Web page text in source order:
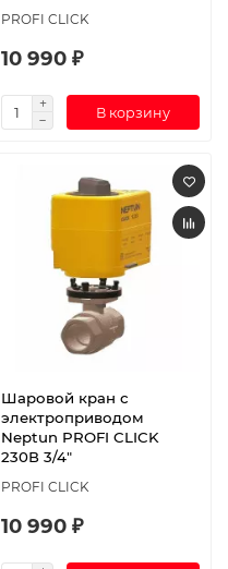
PROFI CLICK
10 990 ₽
В корзину
Шаровой кран с
электроприводом
Neptun PROFI CLICK
230В 3/4"
PROFI CLICK
10 990 ₽